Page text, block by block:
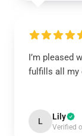
I’m pleased
fulfills all my
L Lily
Verified